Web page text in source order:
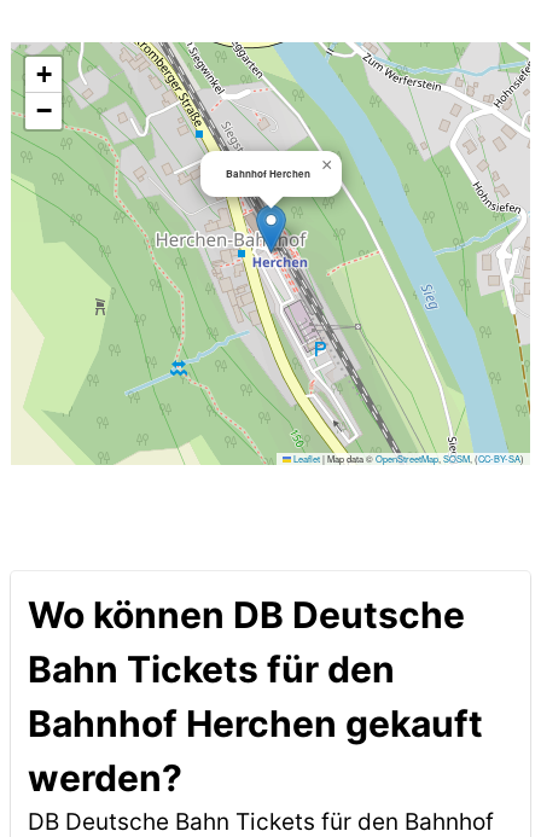
Bahnhof Herchen ×
+
−
Leaflet|Map data ©OpenStreetMap ,SOSM , (CC-BY-SA)
Wo können DB Deutsche
Bahn Tickets für den
Bahnhof Herchen gekauft
werden?
DB Deutsche Bahn Tickets für den Bahnhof